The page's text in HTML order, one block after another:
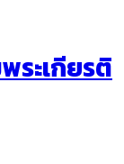
ระเกียรติ